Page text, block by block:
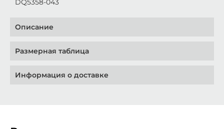
Описание
Размерная таблица
Информация о доставке